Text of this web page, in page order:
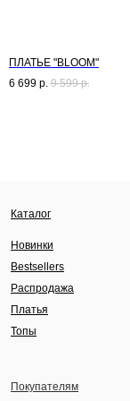
ПЛАТЬЕ "BLOOM"
6 699 р. 9 599 р.
Новинки
Bestsellers
Распродажа
Платья
Топы
Покупателям
Каталог